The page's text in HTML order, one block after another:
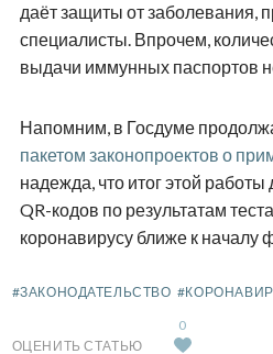
даёт защиты от заболевания,
специалисты. Впрочем,
выдачи иммунных паспортов
Напомним, в Госдуме
пакетом законопроектов о
надежда, что итог этой работы
QR-кодов по результатам
коронавирусу ближе к началу
#ЗАКОНОДАТЕЛЬСТВО
ОЦЕНИТЬ СТАТЬЮ
0